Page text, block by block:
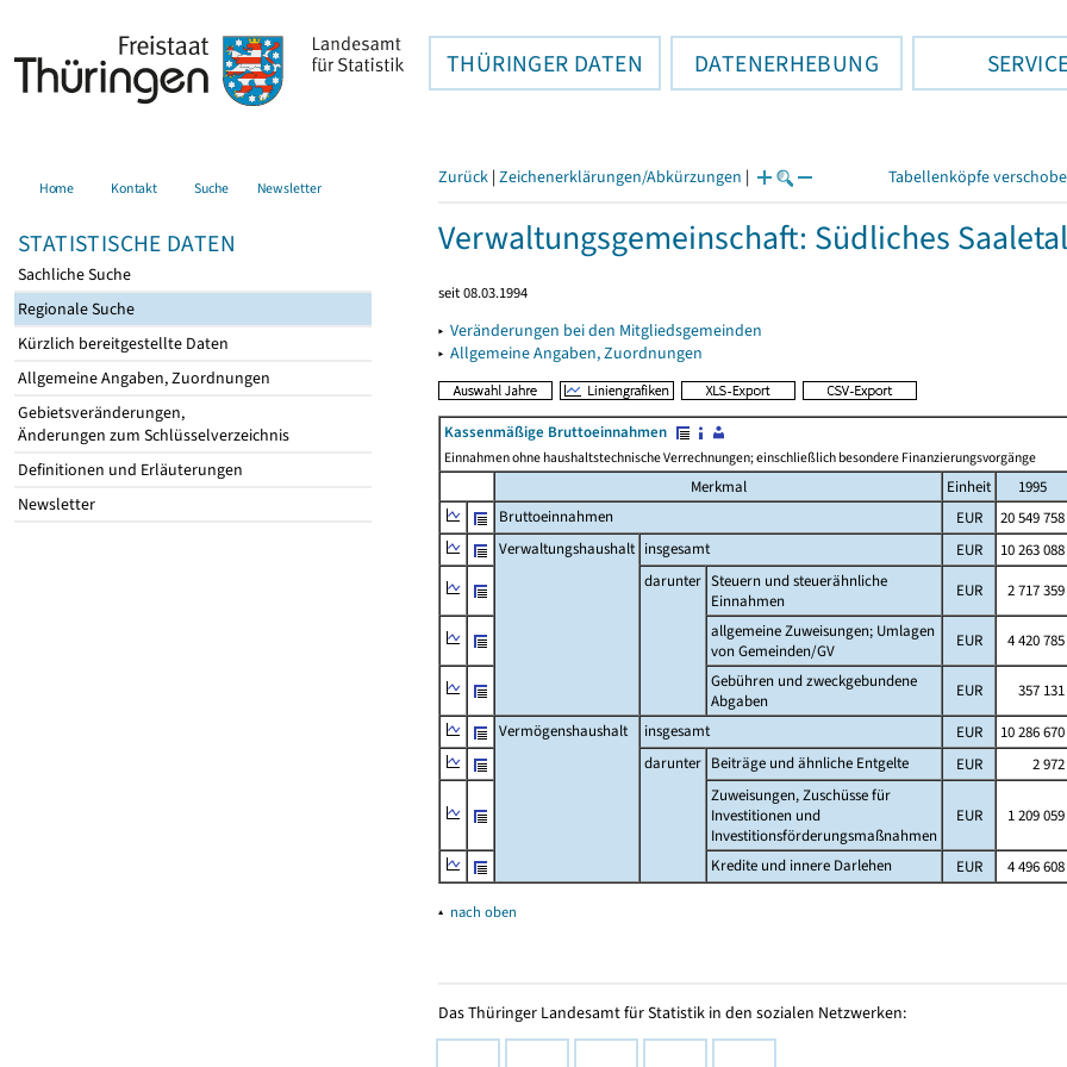
THÜRINGER DATEN DATENERHEBUNG
Home Kontakt Suche Newsletter
STATISTISCHE DATEN
Sachliche Suche
Regionale Suche
Kürzlich bereitgestellte Daten
Allgemeine Angaben, Zuordnungen
Gebietsveränderungen,
Änderungen zum Schlüsselverzeichnis
Definitionen und Erläuterungen
Newsletter
Zurück | Zeichenerklärungen/Abkürzungen | Tabellenköpfe
Verwaltungsgemeinschaft: Südliches Saaletal
seit 08.03.1994
▸ Veränderungen bei den Mitgliedsgemeinden
▸ Allgemeine Angaben, Zuordnungen
Kassenmäßige Bruttoeinnahmen
Einnahmen ohne haushaltstechnische Verrechnungen; einschließlich besondere Finanzierungsvorgänge
Merkmal Einheit 1995
Bruttoeinnahmen
EUR 20 549 758
Verwaltungshaushalt insgesamt EUR 10 263 088
darunter Steuern und steuerähnliche
Einnahmen
EUR 2 717 359
allgemeine Zuweisungen; Umlagen
von Gemeinden/GV
EUR 4 420 785
Gebühren und zweckgebundene
Abgaben
EUR 357 131
Vermögenshaushalt
insgesamt EUR 10 286 670
darunter Beiträge und ähnliche Entgelte EUR 2 972
Zuweisungen, Zuschüsse für
Investitionen und
Investitionsförderungsmaßnahmen
EUR 1 209 059
Kredite und innere Darlehen EUR 4 496 608
▴ nach oben
Das Thüringer Landesamt für Statistik in den sozialen Netzwerken: